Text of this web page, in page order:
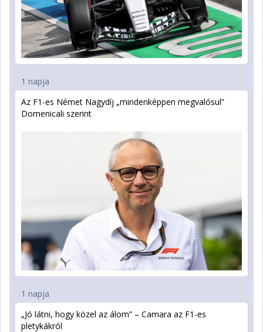
1 napja
Az F1-es Német Nagydíj „mindenképpen megvalósul”
Domenicali szerint
1 napja
„Jó látni, hogy közel az álom” – Camara az F1-es
pletykákról